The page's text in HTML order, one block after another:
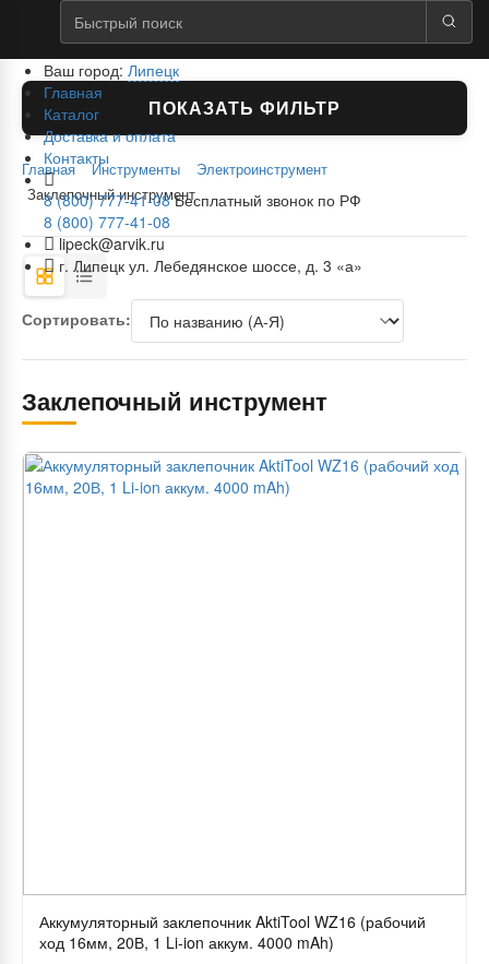
Ваш город: Липецк
Главная
Каталог
Доставка и оплата
Контакты
8 (800) 777-41-08 Бесплатный звонок по РФ
8 (800) 777-41-08
lipeck@arvik.ru
г. Липецк ул. Лебедянское шоссе, д. 3 «а»
ПОКАЗАТЬ ФИЛЬТР
Главная Инструменты
Электроинструмент
Заклепочный инструмент
Сортировать:
Заклепочный инструмент
Аккумуляторный заклепочник AktiTool WZ16 (рабочий
ход 16мм, 20В, 1 Li-ion аккум. 4000 mAh)